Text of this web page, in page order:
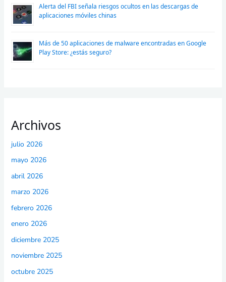
Alerta del FBI señala riesgos ocultos en las descargas de
aplicaciones móviles chinas
Más de 50 aplicaciones de malware encontradas en Google
Play Store: ¿estás seguro?
Archivos
julio 2026
mayo 2026
abril 2026
marzo 2026
febrero 2026
enero 2026
diciembre 2025
noviembre 2025
octubre 2025